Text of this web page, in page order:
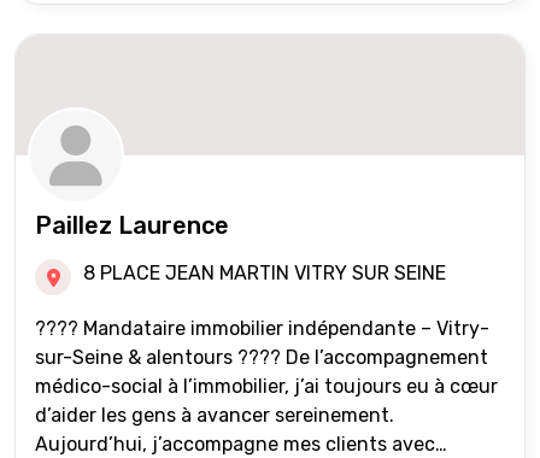
Paillez Laurence
8 PLACE JEAN MARTIN VITRY SUR SEINE
???? Mandataire immobilier indépendante – Vitry-
sur-Seine & alentours ???? De l’accompagnement
médico-social à l’immobilier, j’ai toujours eu à cœur
d’aider les gens à avancer sereinement.
Aujourd’hui, j’accompagne mes clients avec